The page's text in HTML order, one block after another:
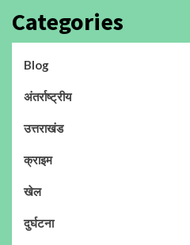
Categories
Blog
अंतर्राष्ट्रीय
उत्तराखंड
क्राइम
खेल
दुर्घटना